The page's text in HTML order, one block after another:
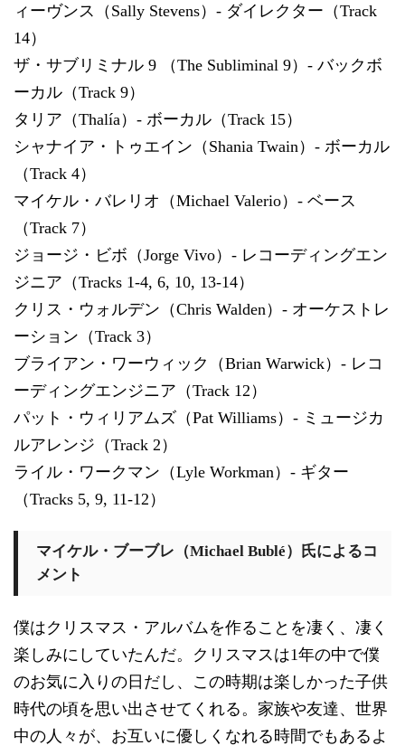
ィーヴンス（Sally Stevens）- ダイレクター（Track
14）
ザ・サブリミナル 9 （The Subliminal 9）- バックボ
ーカル（Track 9）
タリア（Thalía）- ボーカル（Track 15）
シャナイア・トゥエイン（Shania Twain）- ボーカル
（Track 4）
マイケル・バレリオ（Michael Valerio）- ベース
（Track 7）
ジョージ・ビボ（Jorge Vivo）- レコーディングエン
ジニア（Tracks 1-4, 6, 10, 13-14）
クリス・ウォルデン（Chris Walden）- オーケストレ
ーション（Track 3）
ブライアン・ワーウィック（Brian Warwick）- レコ
ーディングエンジニア（Track 12）
パット・ウィリアムズ（Pat Williams）- ミュージカ
ルアレンジ（Track 2）
ライル・ワークマン（Lyle Workman）- ギター
（Tracks 5, 9, 11-12）
マイケル・ブーブレ（Michael Bublé）氏によるコ
メント
僕はクリスマス・アルバムを作ることを凄く、凄く
楽しみにしていたんだ。クリスマスは1年の中で僕
のお気に入りの日だし、この時期は楽しかった子供
時代の頃を思い出させてくれる。家族や友達、世界
中の人々が、お互いに優しくなれる時間でもあるよ